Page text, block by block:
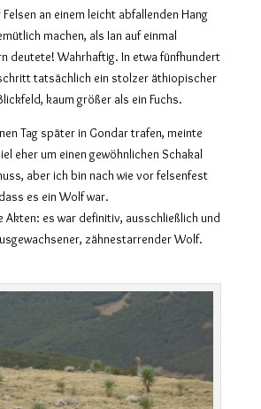
an einem leicht abfallenden Hang
machen, als Ian auf einmal
deutete! Wahrhaftig. In etwa fünfhundert
tatsächlich ein stolzer äthiopischer
kaum größer als ein Fuchs.
Tag später in Gondar trafen, meinte
eher um einen gewöhnlichen Schakal
aber ich bin nach wie vor felsenfest
es ein Wolf war.
Akten: es war definitiv, ausschließlich und
zähnestarrender Wolf.